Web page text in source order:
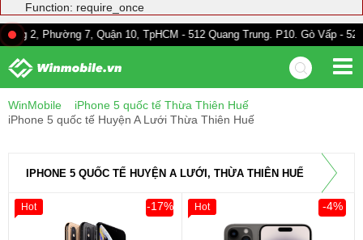
Function: require_once
7, Quận 10, TpHCM - 512 Quang Trung. P10. Gò Vấp - 528A Trường
WinMobile
iPhone 5 quốc tế Thừa Thiên Huế
iPhone 5 quốc tế Huyện A Lưới Thừa Thiên Huế
IPHONE 5 QUỐC TẾ HUYỆN A LƯỚI, THỪA THIÊN HUẾ
-17%
Hot -4%
Hot